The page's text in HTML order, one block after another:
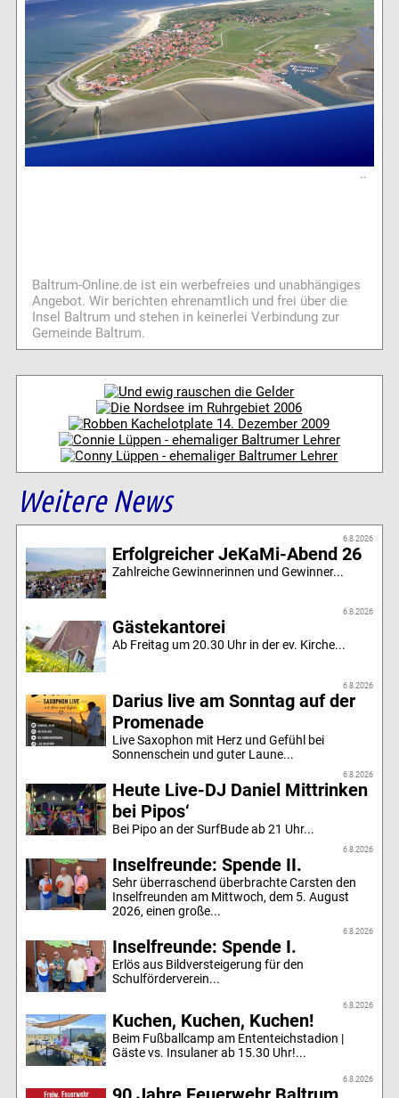
..
Baltrum-Online.de ist ein werbefreies und unabhängiges
Angebot. Wir berichten ehrenamtlich und frei über die
Insel Baltrum und stehen in keinerlei Verbindung zur
Gemeinde Baltrum.
Weitere News
6.8.2026
Erfolgreicher JeKaMi-Abend 26
Zahlreiche Gewinnerinnen und Gewinner...
6.8.2026
Gästekantorei
Ab Freitag um 20.30 Uhr in der ev. Kirche...
6.8.2026
Darius live am Sonntag auf der
Promenade
Live Saxophon mit Herz und Gefühl bei
Sonnenschein und guter Laune...
6.8.2026
Heute Live-DJ Daniel Mittrinken
bei Pipos‘
Bei Pipo an der SurfBude ab 21 Uhr...
6.8.2026
Inselfreunde: Spende II.
Sehr überraschend überbrachte Carsten den
Inselfreunden am Mittwoch, dem 5. August
2026, einen große...
6.8.2026
Inselfreunde: Spende I.
Erlös aus Bildversteigerung für den
Schulförderverein...
6.8.2026
Kuchen, Kuchen, Kuchen!
Beim Fußballcamp am Ententeichstadion |
Gäste vs. Insulaner ab 15.30 Uhr!...
6.8.2026